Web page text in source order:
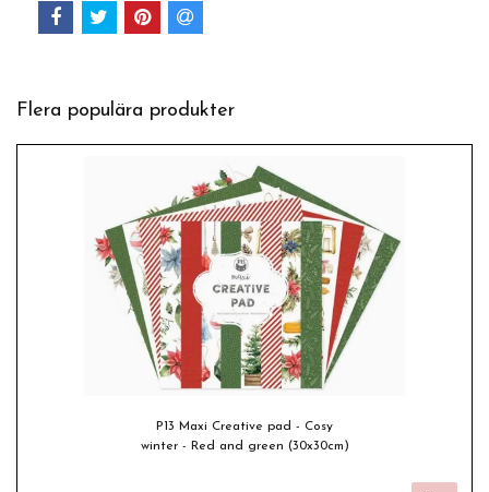
Flera populära produkter
P13 Maxi Creative pad - Cosy
winter - Red and green (30x30cm)